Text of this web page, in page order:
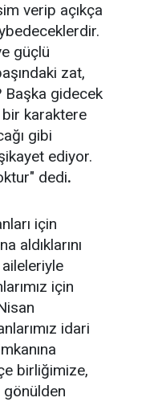
verip açıkça
güçlü
zat,
Başka gidecek
bir karaktere
gibi
ediyor.
dedi.
için
aldıklarını
için
idari
birliğimize,
gönülden